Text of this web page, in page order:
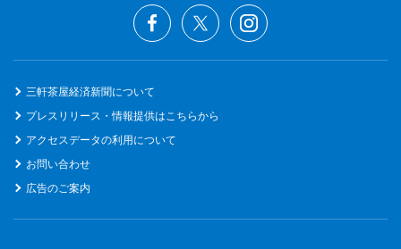
三軒茶屋経済新聞について
プレスリリース・情報提供はこちらから
アクセスデータの利用について
お問い合わせ
広告のご案内